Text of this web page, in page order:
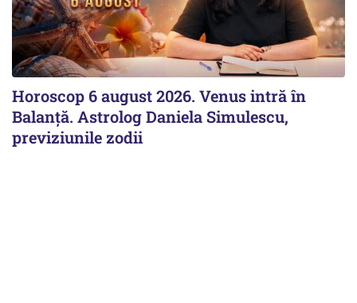
Horoscop 6 august 2026. Venus intră în
Balanță. Astrolog Daniela Simulescu,
previziunile zodii